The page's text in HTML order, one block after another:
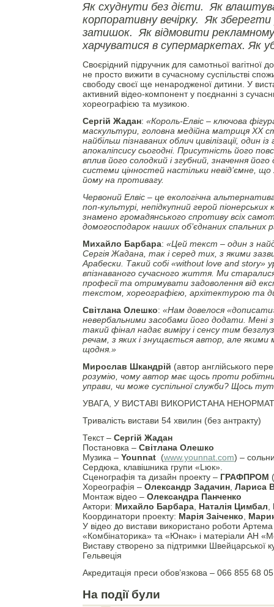
Як схуднути без дієти. Як
корпоративну вечірку. Як
затишок. Як відмовити
харчуватися в супермаркетах. Як
Своєрідний підручник для самотньої вагітної
не просто вижити в сучасному суспільстві
свободу своєї ще ненародженої дитини. У
активний відео-компонент у поєднанні з
хореографією та музикою.
Сергій Жадан: «Король-Елвіс – ключова
маскультури, головна медійна матриця ХХ
найбільш пізнаваних облич цивілізації, один
апокаліпсису сьогодні. Присутність його
вплив його солодкий і згубний, значення його
системи цінностей настільки невід’ємне, що
йому на противагу.
Червоний Елвіс – це екологічна
поп-культурі, непідкупний герой піонерських
знамено громадянського спротиву всіх
домогосподарок наших об’єднаних спальних
Михайло Барбара: «Цей текст – один з
Сергія Жадана, так і серед тих, з якими
Арабески. Такий собі «without love and story»
впізнаваного сучасного життя. Ми
професії та отримувати задоволення від
текстом, хореографією, архітектурою та
Світлана Олешко: «Нам довелося
невербальними засобами його додати. Мені
такий фінал надає виміру і сенсу тим
речам, з яких і знущається автор, але якими
щодня.»
Мирослав Шкандрій (автор англійського
розумію, чому автор має щось проти
управи, чи може суспільної служби? Щось
УВАГА, У ВИСТАВІ ВИКОРИСТАНА
Тривалість вистави 54 хвилин (без антракту)
Текст – Сергій Жадан
Постановка – Світлана Олешко
Музика – Younnat(www.younnat.com) –
Сердюка, клавішника групи «Lюк».
Сценографія та дизайн проекту – ГРАФПРОМ
Хореографія – Олександр Задачин, Лариса
Монтаж відео – Олександра Панченко
Актори: Михайло Барбара, Наталія Цимбал
Координатори проекту: Марія Заіченко
У відео до вистави використано роботи Артема
«Комбінаторика» та «Юнак» і матеріали АН
Виставу створено за підтримки Швейцарської
Гельвеція
Акредитація преси обов’язкова – 066 855 68 05
На події були